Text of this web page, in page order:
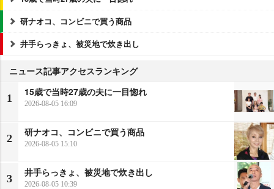
研ナオコ、コンビニで買う商品
井手らっきょ、被災地で炊き出し
ニュース記事アクセスランキング
1
15歳で当時27歳の夫に一目惚れ
2026-08-05 16:09
2
研ナオコ、コンビニで買う商品
2026-08-05 15:10
3
井手らっきょ、被災地で炊き出し
2026-08-05 10:39